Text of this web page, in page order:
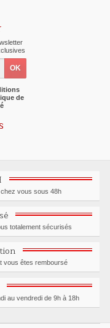
de
vous sous 48h
totalement sécurisés
vous êtes remboursé
au vendredi de 9h à 18h